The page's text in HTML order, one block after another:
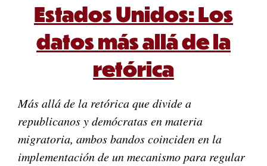
Estados Unidos: Los
datos más allá de la
retórica
Más allá de la retórica que divide a
republicanos y demócratas en materia
migratoria, ambos bandos coinciden en la
implementación de un mecanismo para regular